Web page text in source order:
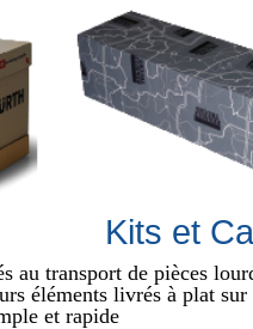
Kits et
au transport de pièces
éléments livrés à plat sur
et rapide